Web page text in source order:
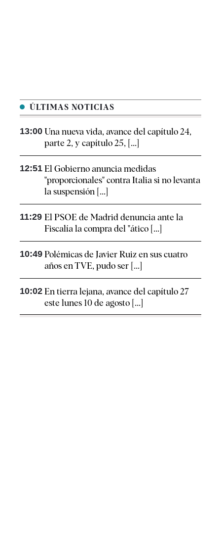
ÚLTIMAS NOTICIAS
13:00 Una nueva vida, avance del capítulo 24,
parte 2, y capítulo 25, [...]
12:51 El Gobierno anuncia medidas
"proporcionales" contra Italia si no levanta
la suspensión [...]
11:29 El PSOE de Madrid denuncia ante la
Fiscalía la compra del "ático [...]
10:49 Polémicas de Javier Ruiz en sus cuatro
años en TVE, pudo ser [...]
10:02 En tierra lejana, avance del capítulo 27
este lunes 10 de agosto [...]